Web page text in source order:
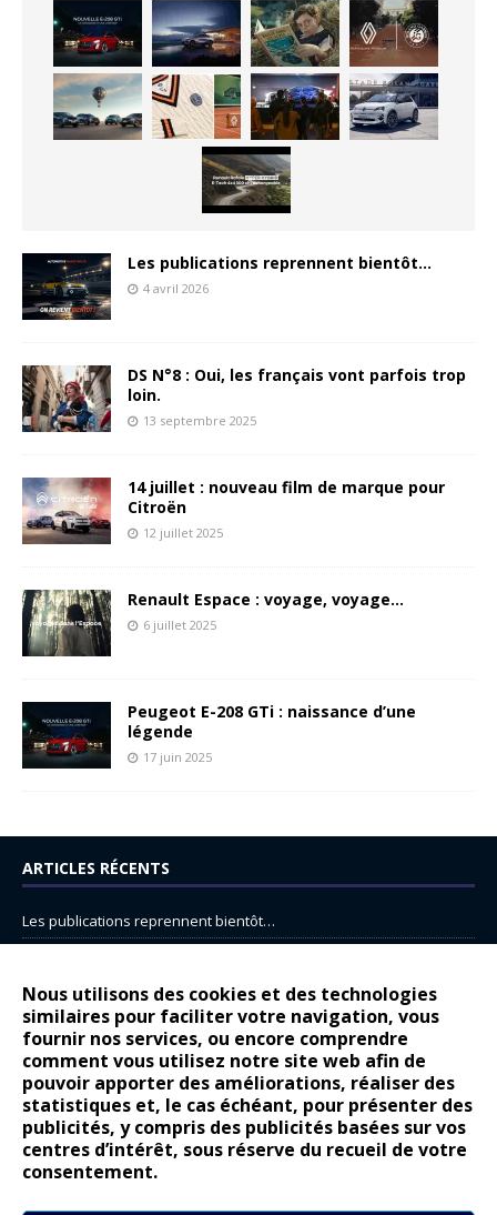
Nous utilisons des cookies et des technologies
similaires pour faciliter votre navigation, vous
fournir nos services, ou encore comprendre
comment vous utilisez notre site web afin de
pouvoir apporter des améliorations, réaliser des
statistiques et, le cas échéant, pour présenter des
publicités, y compris des publicités basées sur vos
centres d’intérêt, sous réserve du recueil de votre
consentement.
Les publications reprennent bientôt…
4 avril 2026
DS N°8 : Oui, les français vont parfois trop
loin.
13 septembre 2025
14 juillet : nouveau film de marque pour
Citroën
12 juillet 2025
Renault Espace : voyage, voyage…
6 juillet 2025
Peugeot E-208 GTi : naissance d’une
légende
17 juin 2025
ARTICLES RÉCENTS
Les publications reprennent bientôt…
14 juillet : nouveau film de marque pour Citroën
Renault Espace : voyage, voyage…
Peugeot E-208 GTi : naissance d’une légende
COMMENTAIRES RÉCENTS
Bernard DardartdansDacia Sandero : pour les gens vrais